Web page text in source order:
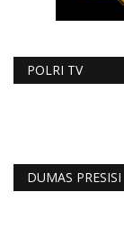
POLRI TV
DUMAS PRESISI